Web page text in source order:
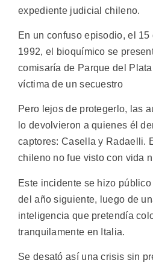
expediente judicial chileno.
En un confuso episodio, el
1992, el bioquímico se
comisaría de Parque del
víctima de un secuestro
Pero lejos de protegerlo, las
lo devolvieron a quienes él
captores: Casella y Radaelli.
chileno no fue visto con vida
Este incidente se hizo
del año siguiente, luego de
inteligencia que pretendía
tranquilamente en Italia.
Se desató así una crisis sin